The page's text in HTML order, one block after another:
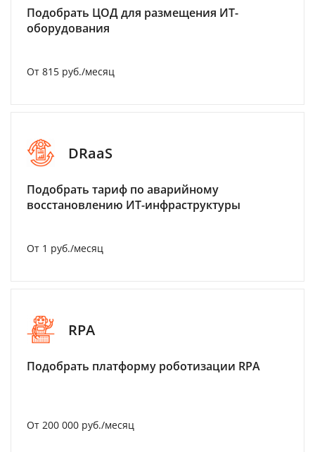
Подобрать ЦОД для размещения ИТ-
оборудования
От 815 руб./месяц
DRaaS
Подобрать тариф по аварийному
восстановлению ИТ-инфраструктуры
От 1 руб./месяц
RPA
Подобрать платформу роботизации RPA
От 200 000 руб./месяц